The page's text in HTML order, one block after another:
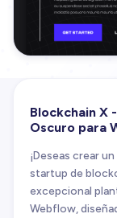
Blockchain X
Oscuro para
¡Deseas crear
startup de
excepcional
Webflow,